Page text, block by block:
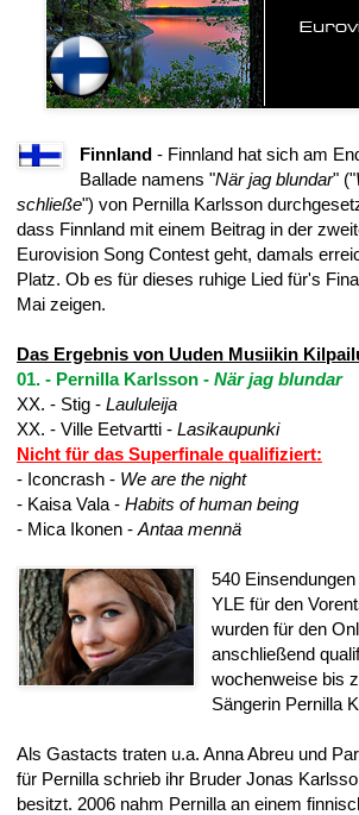
Finnland - Finnland hat sich am
Ballade namens "När jag blundar" ("
schließe") von Pernilla Karlsson
dass Finnland mit einem Beitrag in der
Eurovision Song Contest geht, damals
Platz. Ob es für dieses ruhige Lied für's
Mai zeigen.
Das Ergebnis von Uuden Musiikin
01. - Pernilla Karlsson - När jag blundar
XX. - Stig - Laululeija
XX. - Ville Eetvartti - Lasikaupunki
Nicht für das Superfinale qualifiziert:
- Iconcrash - We are the night
- Kaisa Vala - Habits of human being
- Mica Ikonen - Antaa mennä
540
YLE für den
wurden für den
anschließend
wochenweise bis
Sängerin Pernilla
Als Gastacts traten u.a. Anna Abreu und
für Pernilla schrieb ihr Bruder Jonas
besitzt. 2006 nahm Pernilla an einem